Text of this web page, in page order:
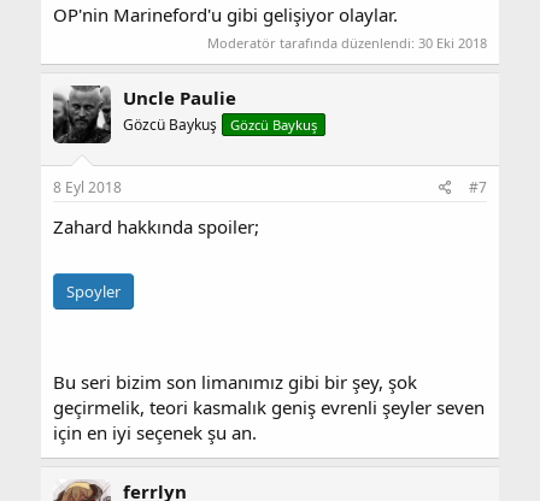
OP'nin Marineford'u gibi gelişiyor olaylar.
Moderatör tarafında düzenlendi:30 Eki 2018
Uncle Paulie
Gözcü Baykuş Gözcü Baykuş
8 Eyl 2018 #7
Zahard hakkında spoiler;
Spoyler
Bu seri bizim son limanımız gibi bir şey, şok
geçirmelik, teori kasmalık geniş evrenli şeyler seven
için en iyi seçenek şu an.
ferrlyn